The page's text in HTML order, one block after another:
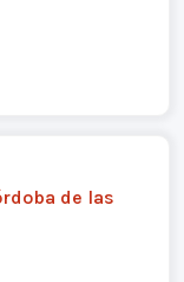
de las